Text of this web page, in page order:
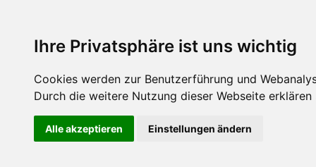
Ihre Privatsphäre ist uns wichtig
Cookies werden zur Benutzerführung und
Durch die weitere Nutzung dieser Webseite
Alle akzeptieren Einstellungen ändern